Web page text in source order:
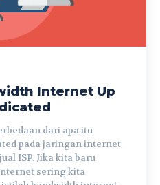
Internet Up
dari apa itu
pada jaringan internet
kita baru
sering kita